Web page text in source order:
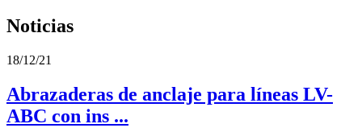
Noticias
18/12/21
Abrazaderas de anclaje para líneas LV-
ABC con ins ...